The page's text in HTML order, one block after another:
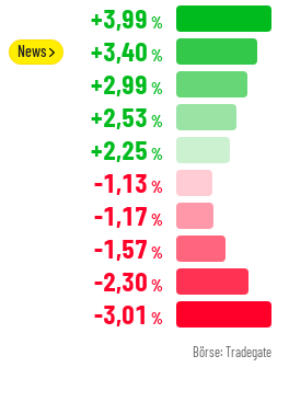
+3,99 %
News +3,40 %
+2,99 %
+2,53 %
+2,25 %
-1,13 %
-1,17 %
-1,57 %
-2,30 %
-3,01 %
Börse: Tradegate